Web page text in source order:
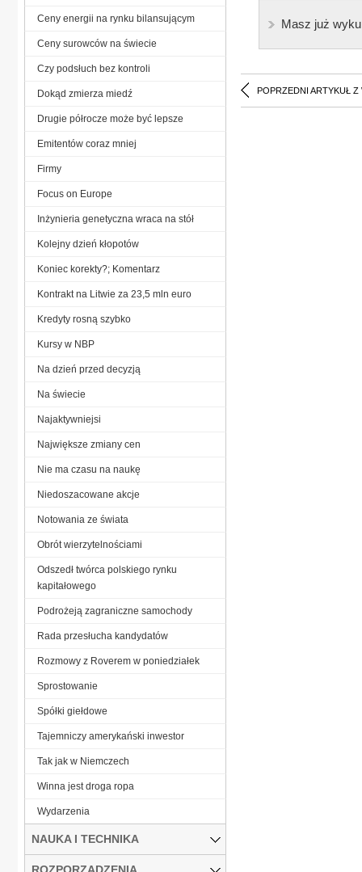
Masz już
POPRZEDNI ARTYKUŁ Z
Ceny energii na rynku bilansującym
Ceny surowców na świecie
Czy podsłuch bez kontroli
Dokąd zmierza miedź
Drugie półrocze może być lepsze
Emitentów coraz mniej
Firmy
Focus on Europe
Inżynieria genetyczna wraca na stół
Kolejny dzień kłopotów
Koniec korekty?; Komentarz
Kontrakt na Litwie za 23,5 mln euro
Kredyty rosną szybko
Kursy w NBP
Na dzień przed decyzją
Na świecie
Najaktywniejsi
Największe zmiany cen
Nie ma czasu na naukę
Niedoszacowane akcje
Notowania ze świata
Obrót wierzytelnościami
Odszedł twórca polskiego rynku
kapitałowego
Podrożeją zagraniczne samochody
Rada przesłucha kandydatów
Rozmowy z Roverem w poniedziałek
Sprostowanie
Spółki giełdowe
Tajemniczy amerykański inwestor
Tak jak w Niemczech
Winna jest droga ropa
Wydarzenia
NAUKA I TECHNIKA
ROZPORZĄDZENIA